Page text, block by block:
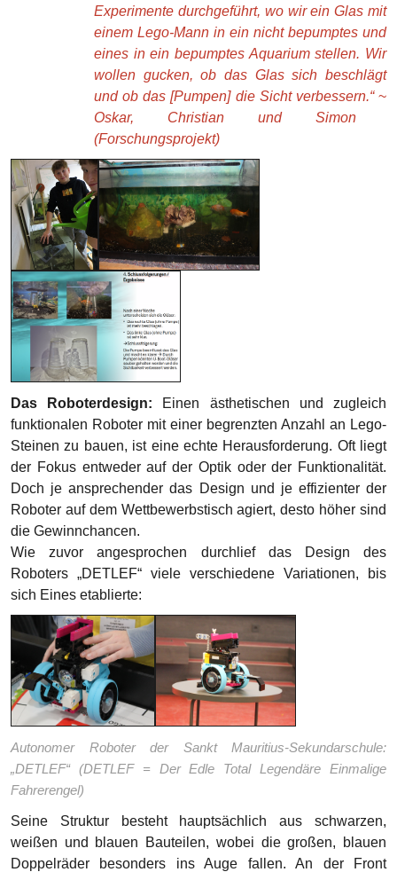
Experimente durchgeführt, wo wir ein Glas mit
einem Lego-Mann in ein nicht bepumptes und
eines in ein bepumptes Aquarium stellen. Wir
wollen gucken, ob das Glas sich beschlägt
und ob das [Pumpen] die Sicht verbessern.“ ~
Oskar, Christian und Simon
(Forschungsprojekt)
Das Roboterdesign: Einen ästhetischen und zugleich
funktionalen Roboter mit einer begrenzten Anzahl an Lego-
Steinen zu bauen, ist eine echte Herausforderung. Oft liegt
der Fokus entweder auf der Optik oder der Funktionalität.
Doch je ansprechender das Design und je effizienter der
Roboter auf dem Wettbewerbstisch agiert, desto höher sind
die Gewinnchancen.
Wie zuvor angesprochen durchlief das Design des
Roboters „DETLEF“ viele verschiedene Variationen, bis
sich Eines etablierte:
Autonomer Roboter der Sankt Mauritius-Sekundarschule:
„DETLEF“ (DETLEF = Der Edle Total Legendäre Einmalige
Fahrerengel)
Seine Struktur besteht hauptsächlich aus schwarzen,
weißen und blauen Bauteilen, wobei die großen, blauen
Doppelräder besonders ins Auge fallen. An der Front